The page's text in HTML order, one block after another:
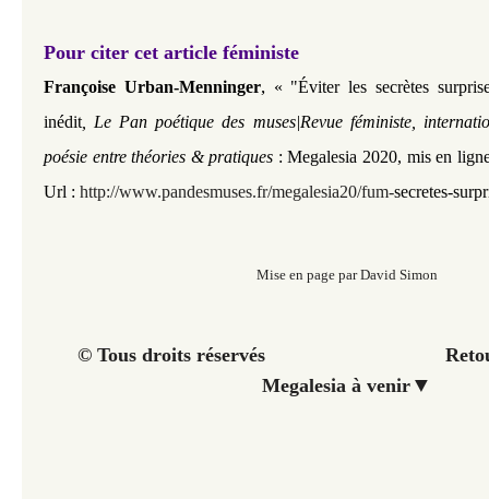
Pour citer cet article féministe
Françoise Urban-Menninger, « "Éviter les secrètes
inédit , Le Pan poétique des muses|Revue féministe,
poésie entre théories & pratiques : Megalesia 2020, mis en
Url : http://www.pandesmuses.fr/megalesia20/fum-secretes-
Mise en page par David Simon
© Tous droits réservés Retour à
Megalesia à venir▼